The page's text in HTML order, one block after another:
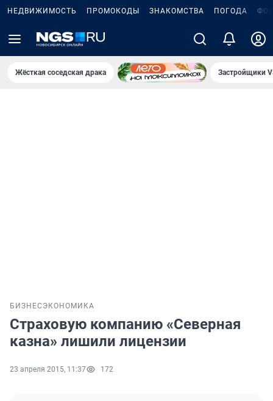
НЕДВИЖИМОСТЬ ПРОМОКОДЫ ЗНАКОМСТВА ПОГОДА
Жёсткая соседская драка Застройщики
БИЗНЕС ЭКОНОМИКА
Страховую компанию «Северная
казна» лишили лицензии
23 апреля 2015, 11:37 172